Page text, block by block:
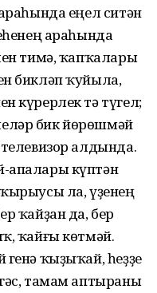
еңел ситән
араһында
тимә, ҡапҡалары
бикләп ҡуйыла,
күрерлек тә түгел;
бик йөрөшмәй
алдында.
апалары күптән
ла, үҙенең
ҡайҙан да, бер
ҡайғы көтмәй.
ҡыҙыҡай, һеҙҙе
тамам аптыраны